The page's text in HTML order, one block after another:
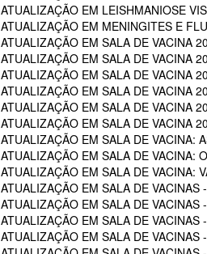
ATUALIZAÇÃO EM LEISHMANIOSE
ATUALIZAÇÃO EM MENINGITES E
ATUALIZAÇÃO EM SALA DE VACINA
ATUALIZAÇÃO EM SALA DE VACINA
ATUALIZAÇÃO EM SALA DE VACINA
ATUALIZAÇÃO EM SALA DE VACINA
ATUALIZAÇÃO EM SALA DE VACINA
ATUALIZAÇÃO EM SALA DE VACINA
ATUALIZAÇÃO EM SALA DE VACINA:
ATUALIZAÇÃO EM SALA DE VACINA:
ATUALIZAÇÃO EM SALA DE VACINA:
ATUALIZAÇÃO EM SALA DE
ATUALIZAÇÃO EM SALA DE
ATUALIZAÇÃO EM SALA DE
ATUALIZAÇÃO EM SALA DE